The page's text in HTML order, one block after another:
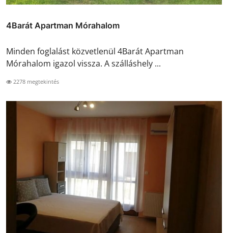
4Barát Apartman Mórahalom
Minden foglalást közvetlenül 4Barát Apartman
Mórahalom igazol vissza. A szálláshely ...
2278 megtekintés